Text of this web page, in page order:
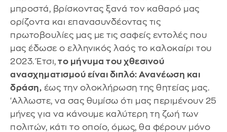
μπροστά, βρίσκοντας ξανά τον καθαρό μας
ορίζοντα και επανασυνδέοντας τις
πρωτοβουλίες μας με τις σαφείς εντολές που
μας έδωσε ο ελληνικός λαός το καλοκαίρι του
2023. Έτσι, το μήνυμα του χθεσινού
ανασχηματισμού είναι διπλό: Ανανέωση και
δράση, έως την ολοκλήρωση της θητείας μας.
'Αλλωστε, να σας θυμίσω ότι μας περιμένουν 25
μήνες για να κάνουμε καλύτερη τη ζωή των
πολιτών, κάτι το οποίο, όμως, θα φέρουν μόνο